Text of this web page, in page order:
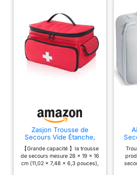
Zasjon Trousse de
Secours Vide Étanche,
Trousse Pharmacie
Voyage de Grande
【Grande capacité 】la trousse
de secours mesure 28 x 19 x 16
cm (11,02 x 7,48 x 6,3 pouces),